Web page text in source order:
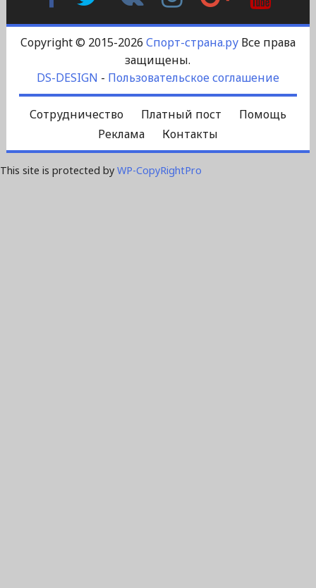
Контакте
Plus
Copyright © 2015-2026 Спорт-страна.руВсе права
защищены.
DS-DESIGN - Пользовательское соглашение
Сотрудничество Платный пост
Помощь
Реклама
Контакты
This site is protected by WP-CopyRightPro